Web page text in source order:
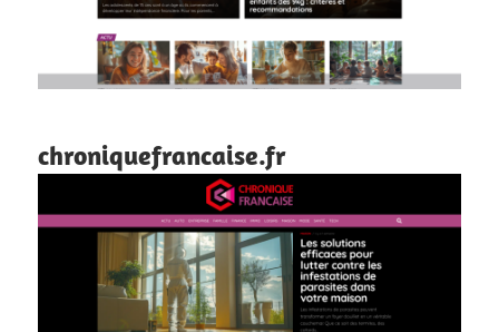
chroniquefrancaise.fr